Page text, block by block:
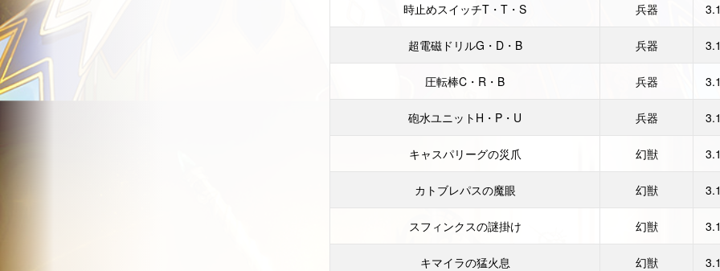
時止めスイッチT・T・S 兵器
超電磁ドリルG・D・B 兵器
圧転棒C・R・B 兵器
砲水ユニットH・P・U 兵器
キャスパリーグの災爪 幻獣
カトブレパスの魔眼 幻獣
スフィンクスの謎掛け 幻獣
キマイラの猛火息 幻獣